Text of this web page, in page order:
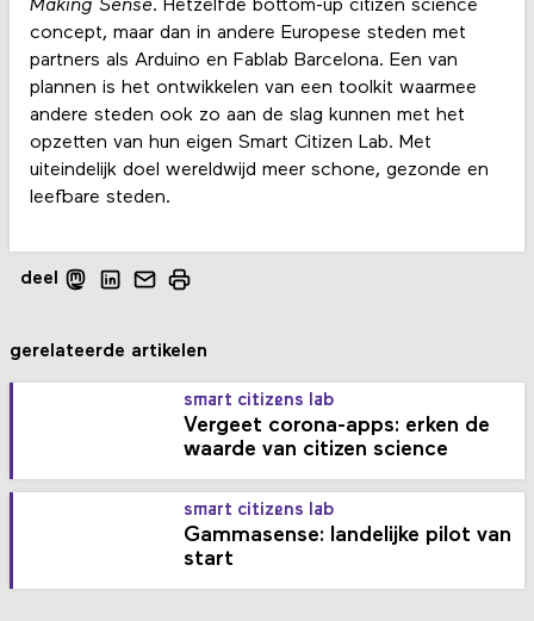
Making Sense. Hetzelfde bottom-up citizen science
concept, maar dan in andere Europese steden met
partners als Arduino en Fablab Barcelona. Een van
plannen is het ontwikkelen van een toolkit waarmee
andere steden ook zo aan de slag kunnen met het
opzetten van hun eigen Smart Citizen Lab. Met
uiteindelijk doel wereldwijd meer schone, gezonde en
leefbare steden.
deel
gerelateerde artikelen
smart citizens lab
Vergeet corona-apps: erken de
waarde van citizen science
smart citizens lab
Gammasense: landelijke pilot van
start